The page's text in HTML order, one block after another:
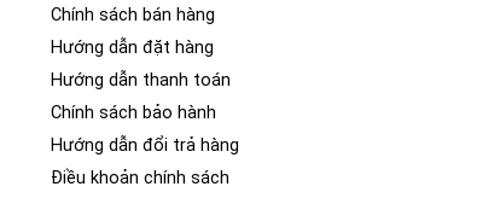
Chính sách bán hàng
Hướng dẫn đặt hàng
Hướng dẫn thanh toán
Chính sách bảo hành
Hướng dẫn đổi trả hàng
Điều khoản chính sách